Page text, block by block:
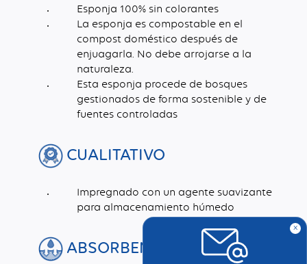
Esponja 100% sin colorantes
La esponja es compostable en el
compost doméstico después de
enjuagarla. No debe arrojarse a la
naturaleza.
Esta esponja procede de bosques
gestionados de forma sostenible y de
fuentes controladas
CUALITATIVO
Impregnado con un agente suavizante
para almacenamiento húmedo
ABSORBENTE
x